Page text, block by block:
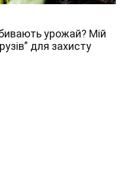
урожай? Мій
для захисту